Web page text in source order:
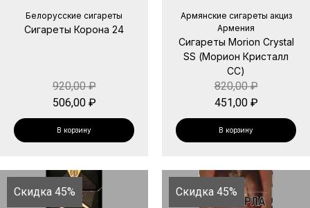
Белорусские сигареты
Сигареты Корона 24
920,00₽
506,00 ₽
В корзину
Армянские сигареты акциз
Армения
Сигареты Morion Crystal
SS (Морион Кристалл
СС)
820,00₽
451,00 ₽
В корзину
Скидка 45% Скидка 45%